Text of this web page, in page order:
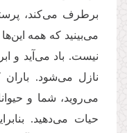
برطرف می‌کند،
می‌بینید که همه
نیست. باد می‌آید و
نازل می‌شود. باران
می‌روید، شما و
حیات می‌دهید.